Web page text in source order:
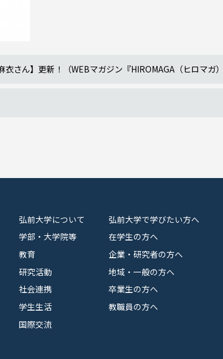
さん】更新！（WEBマガジン『HIROMAGA（ヒロマガ）
弘前大学について
学部・大学院等
教育
研究活動
社会連携
学生生活
国際交流
弘前大学で学びたい方へ
在学生の方へ
企業・研究者の方へ
地域・一般の方へ
卒業生の方へ
教職員の方へ